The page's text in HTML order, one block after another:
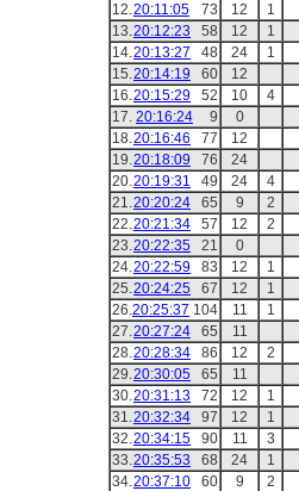
12.20:11:05 73 12
1
13.20:12:23 58 12 1
14.20:13:27 48 24 1
15.20:14:19 60 12
16.20:15:29 52 10 4
17. 20:16:24 9
0
18.20:16:46 77 12
19.20:18:09 76 24
20.20:19:31 49 24 4
21.20:20:24 65 9
2
22.20:21:34 57 12 2
23.20:22:35 21
0
24.20:22:59 83 12
1
25.20:24:25 67 12 1
26.20:25:37 104 11
1
27.20:27:24 65 11
28.20:28:34 86 12 2
29.20:30:05 65 11
30.20:31:13 72 12
1
31.20:32:34 97 12
1
32.20:34:15 90 11 3
33.20:35:53 68 24
1
34.20:37:10 60 9
2